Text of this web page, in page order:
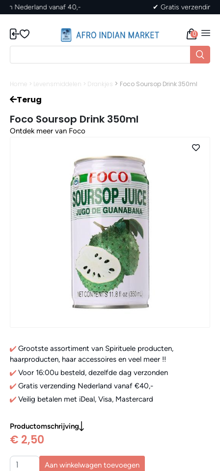
✔ Gratis verzending in Nederland vanaf 40,-
0
Home > Levensmiddelen > Drankjes > Foco Soursop Drink 350ml
Terug
Foco Soursop Drink 350ml
Ontdek meer van Foco
Grootste assortiment van Spirituele producten,
haarproducten, haar accessoires en veel meer !!
Voor 16:00u besteld, dezelfde dag verzonden
Gratis verzending Nederland vanaf €40,-
Veilig betalen met iDeal, Visa, Mastercard
Productomschrijving
€ 2,50
Aan winkelwagen toevoegen